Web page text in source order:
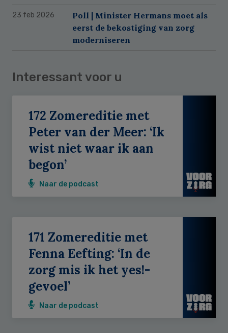
23 feb 2026
Poll | Minister Hermans moet als
eerst de bekostiging van zorg
moderniseren
Interessant voor u
172 Zomereditie met
Peter van der Meer: ‘Ik
wist niet waar ik aan
begon’
Naar de podcast
171 Zomereditie met
Fenna Eefting: ‘In de
zorg mis ik het yes!-
gevoel’
Naar de podcast